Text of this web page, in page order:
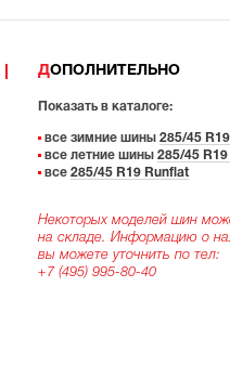
ДОПОЛНИТЕЛЬНО
Показать в каталоге:
все зимние шины 285/45
все летние шины 285/45 R19
все 285/45 R19 Runflat
Некоторых моделей шин
на складе. Информацию о
вы можете уточнить по тел:
+7 (495) 995-80-40